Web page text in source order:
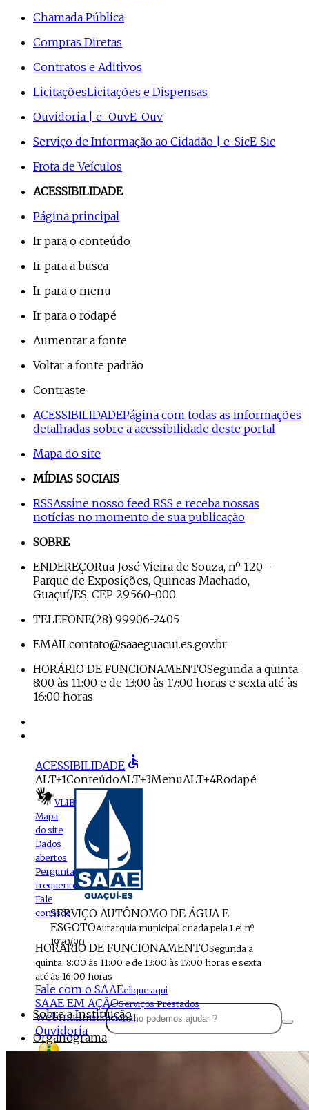
Chamada Pública
Compras Diretas
Contratos e Aditivos
LicitaçõesLicitações e Dispensas
Ouvidoria | e-OuvE-Ouv
Serviço de Informação ao Cidadão | e-SicE-Sic
Frota de Veículos
ACESSIBILIDADE
Página principal
Ir para o conteúdo
Ir para a busca
Ir para o menu
Ir para o rodapé
Aumentar a fonte
Voltar a fonte padrão
Contraste
ACESSIBILIDADEPágina com todas as informações
detalhadas sobre a acessibilidade deste portal
Mapa do site
MÍDIAS SOCIAIS
RSSAssine nosso feed RSS e receba nossas
notícias no momento de sua publicação
SOBRE
ENDEREÇORua José Vieira de Souza, nº 120 -
Parque de Exposições, Quincas Machado,
Guaçuí/ES, CEP 29.560-000
TELEFONE(28) 99906-2405
EMAILcontato@saaeguacui.es.gov.br
HORÁRIO DE FUNCIONAMENTOSegunda a quinta:
8:00 às 11:00 e de 13:00 às 17:00 horas e sexta até às
16:00 horas
ACESSIBILIDADE accessible
ALT+1ConteúdoALT+3MenuALT+4Rodapé
VLIBRAS
Mapa
do site
Dados
abertos
Perguntas
frequentes
Fale
conosco
SERVIÇO AUTÔNOMO DE ÁGUA E
ESGOTOAutarquia municipal criada pela Lei nº
1970/90
HORÁRIO DE FUNCIONAMENTOSegunda a
quinta: 8:00 às 11:00 e de 13:00 às 17:00 horas e sexta
até às 16:00 horas
Fale com o SAAEclique aqui
SAAE EM AÇÃOServiços Prestados
WebmailInstitucional
Ouvidoria
Sobre a Instituição
Organograma